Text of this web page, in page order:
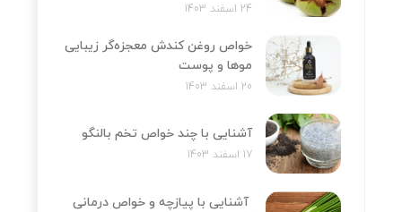
24 اسفند 1403
خواص روغن کندش معجزه‌‌گر زیبایی
موها و پوست
20 اسفند 1403
آشنایی با چند خواص تخم بالنگو
17 اسفند 1403
آشنایی با پیازچه و خواص درمانی